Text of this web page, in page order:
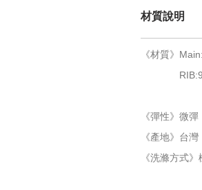
材質說明
《材質》
《彈性》微彈
《產地》台灣
《洗滌方式